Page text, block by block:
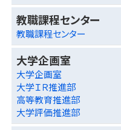
教職課程センター
教職課程センター
大学企画室
大学企画室
大学ＩＲ推進部
高等教育推進部
大学評価推進部